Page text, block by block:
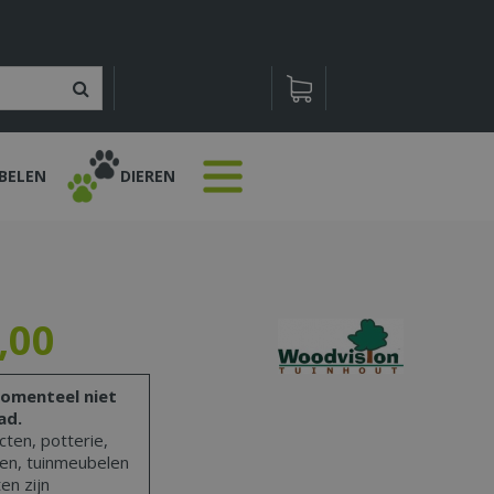
DIEREN
00
niet
potterie,
tuinmeubelen
zijn